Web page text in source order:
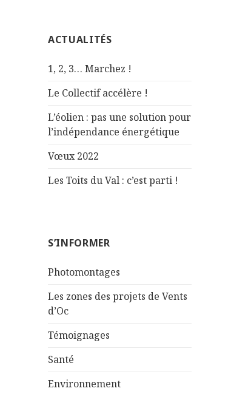
ACTUALITÉS
1, 2, 3… Marchez !
Le Collectif accélère !
L’éolien : pas une solution pour
l’indépendance énergétique
Vœux 2022
Les Toits du Val : c’est parti !
S’INFORMER
Photomontages
Les zones des projets de Vents
d’Oc
Témoignages
Santé
Environnement